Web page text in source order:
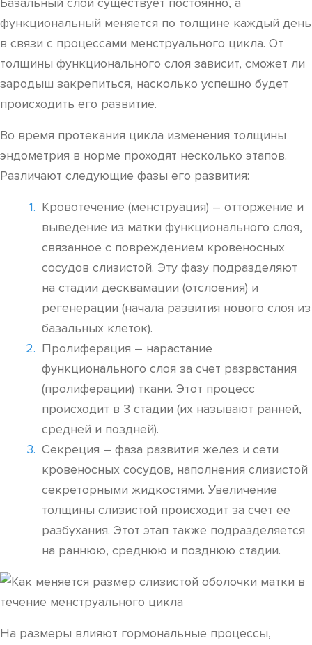
функциональный меняется по толщине каждый день
в связи с процессами менструального цикла. От
толщины функционального слоя зависит, сможет ли
зародыш закрепиться, насколько успешно будет
происходить его развитие.
Во время протекания цикла изменения толщины
эндометрия в норме проходят несколько этапов.
Различают следующие фазы его развития:
Кровотечение (менструация) – отторжение и
выведение из матки функционального слоя,
связанное с повреждением кровеносных
сосудов слизистой. Эту фазу подразделяют
на стадии десквамации (отслоения) и
регенерации (начала развития нового слоя из
базальных клеток).
Пролиферация – нарастание
функционального слоя за счет разрастания
(пролиферации) ткани. Этот процесс
происходит в 3 стадии (их называют ранней,
средней и поздней).
Секреция – фаза развития желез и сети
кровеносных сосудов, наполнения слизистой
секреторными жидкостями. Увеличение
толщины слизистой происходит за счет ее
разбухания. Этот этап также подразделяется
на раннюю, среднюю и позднюю стадии.
На размеры влияют гормональные процессы,